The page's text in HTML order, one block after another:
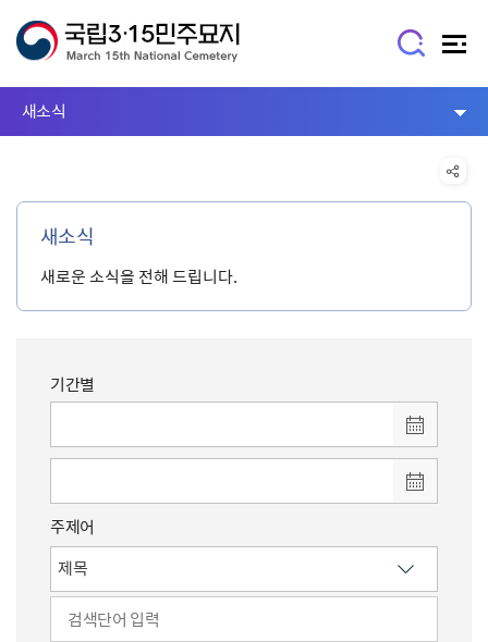
새소식
새소식
새로운 소식을 전해 드립니다.
기간별
주제어